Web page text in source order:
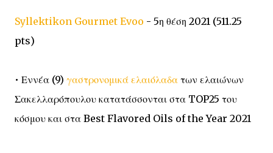
Syllektikon Gourmet Evoo - 5η θέση 2021 (511.25
pts)
• Εννέα (9) γαστρονομικά ελαιόλαδα των ελαιώνων
Σακελλαρόπουλου κατατάσσονται στα TOP25 του
κόσμου και στα Best Flavored Oils of the Year 2021